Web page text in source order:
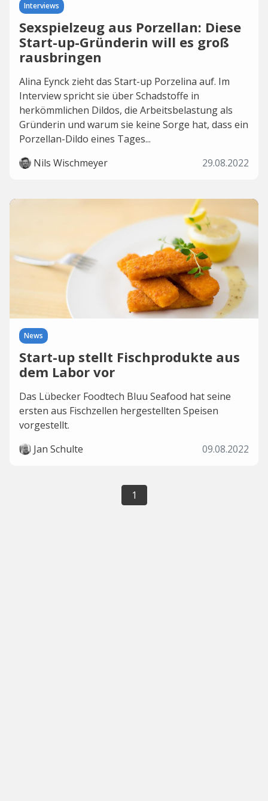
Interviews
Sexspielzeug aus Porzellan: Diese
Start-up-Gründerin will es groß
rausbringen
Alina Eynck zieht das Start-up Porzelina auf. Im
Interview spricht sie über Schadstoffe in
herkömmlichen Dildos, die Arbeitsbelastung als
Gründerin und warum sie keine Sorge hat, dass ein
Porzellan-Dildo eines Tages...
Nils Wischmeyer
29.08.2022
News
Start-up stellt Fischprodukte aus
dem Labor vor
Das Lübecker Foodtech Bluu Seafood hat seine
ersten aus Fischzellen hergestellten Speisen
vorgestellt.
Jan Schulte
09.08.2022
1